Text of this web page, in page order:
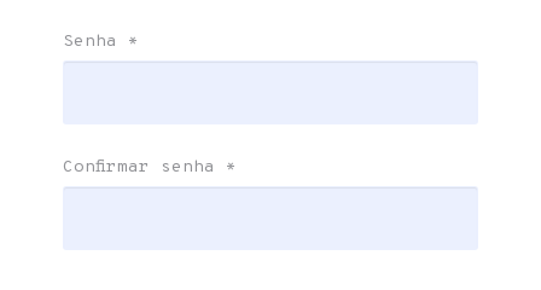
Senha *
Confirmar senha *